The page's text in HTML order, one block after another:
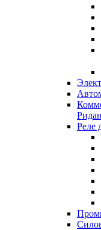
Ридан
Реле